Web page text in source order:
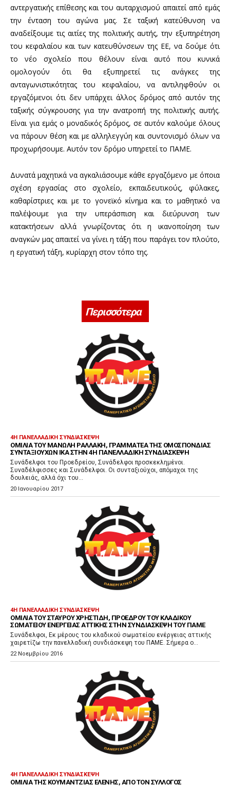
αντεργατικής επίθεσης και του αυταρχισμού απαιτεί από εμάς
την ένταση του αγώνα μας. Σε ταξική κατεύθυνση να
αναδείξουμε τις αιτίες της πολιτικής αυτής, την εξυπηρέτηση
του κεφαλαίου και των κατευθύνσεων της ΕΕ, να δούμε ότι
το νέο σχολείο που θέλουν είναι αυτό που κυνικά
ομολογούν ότι θα εξυπηρετεί τις ανάγκες της
ανταγωνιστικότητας του κεφαλαίου, να αντιληφθούν οι
εργαζόμενοι ότι δεν υπάρχει άλλος δρόμος από αυτόν της
ταξικής σύγκρουσης για την ανατροπή της πολιτικής αυτής.
Είναι για εμάς ο μοναδικός δρόμος, σε αυτόν καλούμε όλους
να πάρουν θέση και με αλληλεγγύη και συντονισμό όλων να
προχωρήσουμε. Αυτόν τον δρόμο υπηρετεί το ΠΑΜΕ.
Δυνατά μαχητικά να αγκαλιάσουμε κάθε εργαζόμενο με όποια
σχέση εργασίας στο σχολείο, εκπαιδευτικούς, φύλακες,
καθαρίστριες και με το γονεϊκό κίνημα και το μαθητικό να
παλέψουμε για την υπεράσπιση και διεύρυνση των
κατακτήσεων αλλά γνωρίζοντας ότι η ικανοποίηση των
αναγκών μας απαιτεί να γίνει η τάξη που παράγει τον πλούτο,
η εργατική τάξη, κυρίαρχη στον τόπο της.
Περισσότερα
4Η ΠΑΝΕΛΛΑΔΙΚΉ ΣΥΝΔΙΆΣΚΕΨΗ
ΟΜΙΛΊΑ ΤΟΥ ΜΑΝΏΛΗ ΡΑΛΛΆΚΗ, ΓΡΑΜΜΑΤΈΑ ΤΗΣ ΟΜΟΣΠΟΝΔΊΑΣ
ΣΥΝΤΑΞΙΟΎΧΩΝ ΙΚΑ ΣΤΗΝ 4Η ΠΑΝΕΛΛΑΔΙΚΉ ΣΥΝΔΙΆΣΚΕΨΗ
Συνάδελφοι του Προεδρείου, Συνάδελφοι προσκεκλημένοι.
Συναδέλφισσες και Συνάδελφοι. Οι συνταξιούχοι, απόμαχοι της
δουλειάς, αλλά όχι του...
20 Ιανουαρίου 2017
4Η ΠΑΝΕΛΛΑΔΙΚΉ ΣΥΝΔΙΆΣΚΕΨΗ
ΟΜΙΛΊΑ ΤΟΥ ΣΤΑΎΡΟΥ ΧΡΗΣΤΊΔΗ, ΠΡΟΈΔΡΟΥ ΤΟΥ ΚΛΑΔΙΚΟΎ
ΣΩΜΑΤΕΊΟΥ ΕΝΈΡΓΕΙΑΣ ΑΤΤΙΚΉΣ ΣΤΗΝ ΣΥΝΔΙΆΣΚΕΨΗ ΤΟΥ ΠΑΜΕ
Συνάδελφοι, Εκ μέρους του κλαδικού σωματείου ενέργειας αττικής
χαιρετίζω την πανελλαδική συνδιάσκεψη του ΠΑΜΕ. Σήμερα ο...
22 Νοεμβρίου 2016
4Η ΠΑΝΕΛΛΑΔΙΚΉ ΣΥΝΔΙΆΣΚΕΨΗ
ΟΜΙΛΊΑ ΤΗΣ ΚΟΥΜΑΝΤΖΙΆΣ ΕΛΈΝΗΣ, ΑΠΌ ΤΟΝ ΣΎΛΛΟΓΟΣ